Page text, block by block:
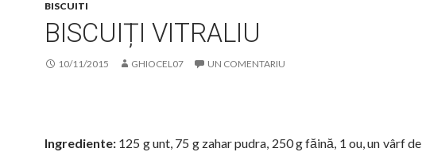
BISCUITI
BISCUIȚI VITRALIU
10/11/2015 GHIOCEL07 UN COMENTARIU
Ingrediente: 125 g unt, 75 g zahar pudra, 250 g făină, 1 ou, un vârf de